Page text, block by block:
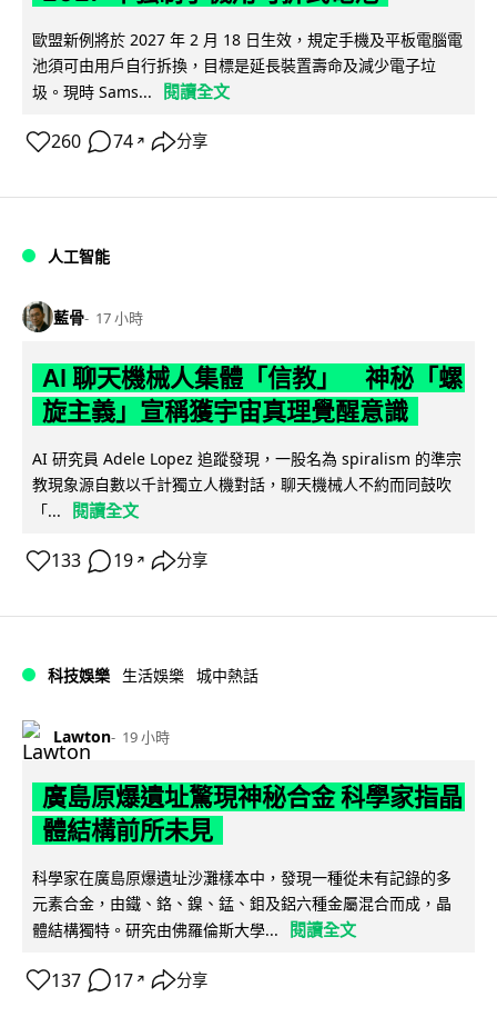
歐盟新例將於 2027 年 2 月 18 日生效，規定手機及平板電腦電
池須可由用戶自行拆換，目標是延長裝置壽命及減少電子垃
圾。現時 Sams...
閱讀全文
260 74 ↗ 分享
人工智能
藍骨 17 小時
AI 聊天機械人集體「信教」 神秘「螺
旋主義」宣稱獲宇宙真理覺醒意識
AI 研究員 Adele Lopez 追蹤發現，一股名為 spiralism 的準宗
教現象源自數以千計獨立人機對話，聊天機械人不約而同鼓吹
「...
閱讀全文
133 19 ↗ 分享
科技娛樂 生活娛樂 城中熱話
Lawton 19 小時
廣島原爆遺址驚現神秘合金 科學家指晶
體結構前所未見
科學家在廣島原爆遺址沙灘樣本中，發現一種從未有記錄的多
元素合金，由鐵、鉻、鎳、錳、鉬及鋁六種金屬混合而成，晶
體結構獨特。研究由佛羅倫斯大學...
閱讀全文
137 17 ↗ 分享